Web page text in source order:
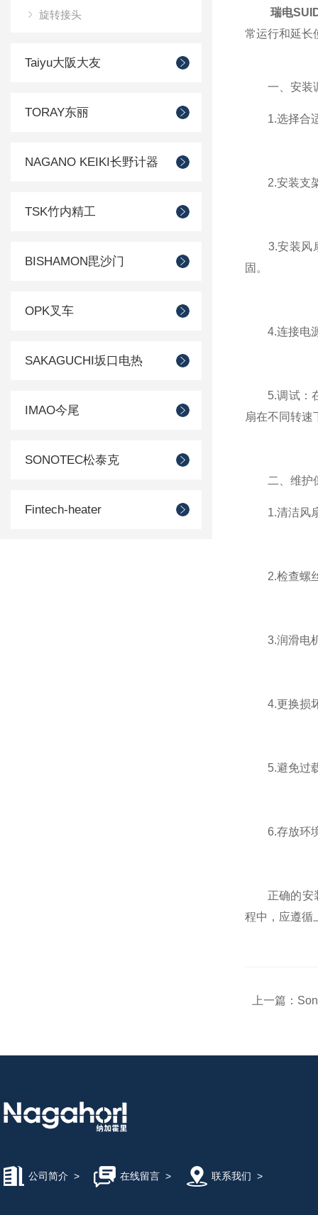
旋转接头
Taiyu大阪大友
TORAY东丽
NAGANO KEIKI长野计器
TSK竹内精工
BISHAMON毘沙门
OPK叉车
SAKAGUCHI坂口电热
IMAO今尾
SONOTEC松泰克
Fintech-heater
MAEDA KOKI/前田工机
KAWAHARA河原
瑞电
常运行和延长
一、安装
1.选择合适
2.安装支架
3.安装风扇
固。
4.连接电源
5.调试：在
扇在不同转速
二、维护
1.清洁风扇
2.检查螺丝
3.润滑电机
4.更换损坏
5.避免过载
6.存放环境
正确的安装
程中，应遵循
上一篇：
公司简介 > 在线留言> 联系我们 >